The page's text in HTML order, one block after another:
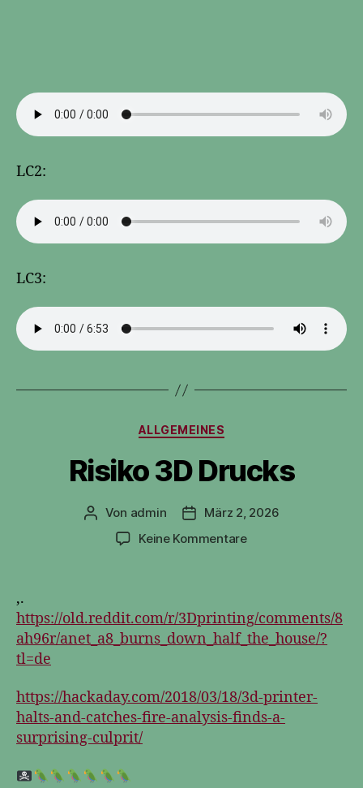
LC2:
LC3:
Kategorien
ALLGEMEINES
Risiko 3D Drucks
Beitragsautor
Von admin Veröffentlichungsdatum
März 2, 2026
Keine Kommentarezu
,.
https://old.reddit.com/r/3Dprinting/comments/8
ah96r/anet_a8_burns_down_half_the_house/?
tl=de
https://hackaday.com/2018/03/18/3d-printer-
halts-and-catches-fire-analysis-finds-a-
surprising-culprit/